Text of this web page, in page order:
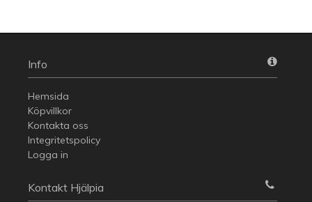
Info
Hemsida
Köpvillkor
Kontakta oss
Integritetspolicy
Logga in
Kontakt Hjälpia